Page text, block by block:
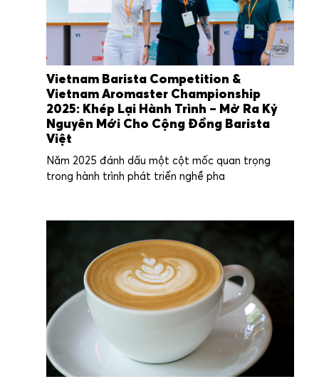
Vietnam Barista Competition &
Vietnam Aromaster Championship
2025: Khép Lại Hành Trình – Mở Ra Kỷ
Nguyên Mới Cho Cộng Đồng Barista
Việt
Năm 2025 đánh dấu một cột mốc quan trọng
trong hành trình phát triển nghề pha